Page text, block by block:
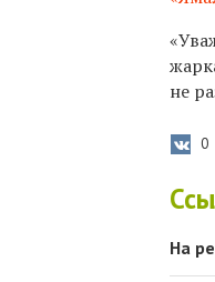
не
0
На